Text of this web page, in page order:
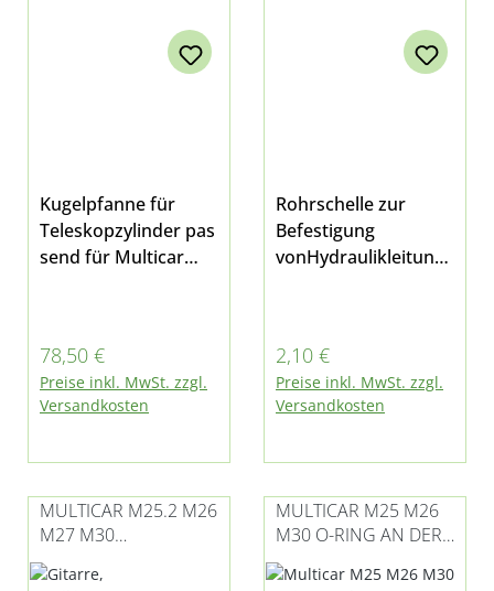
Kugelpfanne für
Teleskopzylinder pas
send für Multicar
M41 außerdem
passend für Tremo
Carrier E3 / E4
Regulärer Preis:
78,50 €
Preise inkl. MwSt. zzgl.
Versandkosten
Rohrschelle zur
Befestigung
vonHydraulikleitunge
bei fast allen
Multicar-Modellen
verwendungen
Regulärer Preis:
2,10 €
Preise inkl. MwSt. zzgl.
Versandkosten
MULTICAR M25.2 M26
M27 M30
FORMDICHTUNG
HYDRAULIK 01/02 -
MULTICAR M25 M26
M30 O-RING AN DER
VERSCHLUSSSCHRAU
BE